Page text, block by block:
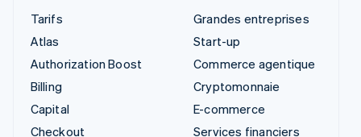
Tarifs
Atlas
Authorization Boost
Billing
Capital
Checkout
Grandes entreprises
Start-up
Commerce agentique
Cryptomonnaie
E-commerce
Services financiers